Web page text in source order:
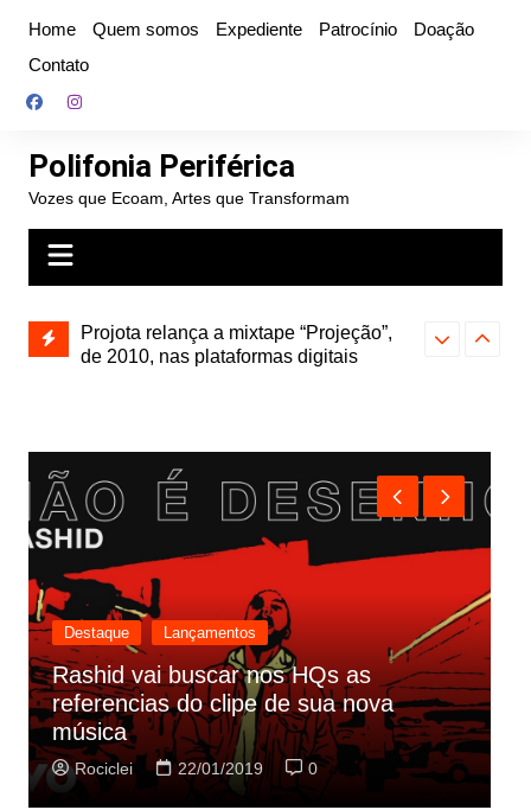
conteúdo
Home Quem somos Expediente Patrocínio
Doação
Contato
Polifonia Periférica
Vozes que Ecoam, Artes que Transformam
Farofa Carioca lança single raro, Vinil
duplo e faz show com participação de
Hitmia: pop
Destaque Lançamentos
Cynthia Luz lança “Era Uma Vez”,
parceria com Zeca Baleiro
Rociclei 21/01/2019 0